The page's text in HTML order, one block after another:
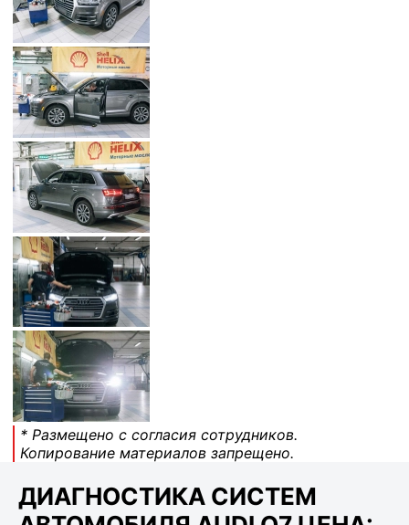
* Размещено с согласия сотрудников.
Копирование материалов запрещено.
ДИАГНОСТИКА СИСТЕМ